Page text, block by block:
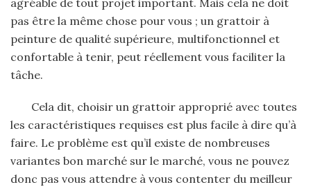
agréable de tout projet important. Mais cela ne doit
pas être la même chose pour vous ; un grattoir à
peinture de qualité supérieure, multifonctionnel et
confortable à tenir, peut réellement vous faciliter la
tâche.
Cela dit, choisir un grattoir approprié avec toutes
les caractéristiques requises est plus facile à dire qu’à
faire. Le problème est qu’il existe de nombreuses
variantes bon marché sur le marché, vous ne pouvez
donc pas vous attendre à vous contenter du meilleur